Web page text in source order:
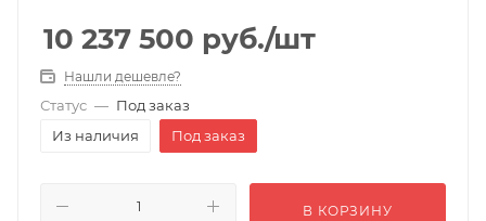
10 237 500 руб./шт
Нашли дешевле?
Статус — Под заказ
Из наличия
Под заказ
В КОРЗИНУ